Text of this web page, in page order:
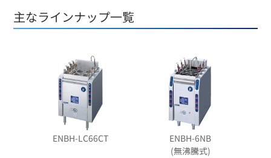
主なラインナップ一覧
ENBH-LC66CT
ENBH-6NB
(無沸騰式)